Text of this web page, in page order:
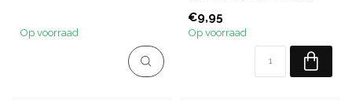
Op voorraad
€9,95
Op voorraad